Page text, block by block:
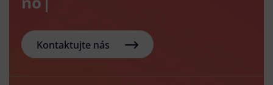
Kontaktujte nás